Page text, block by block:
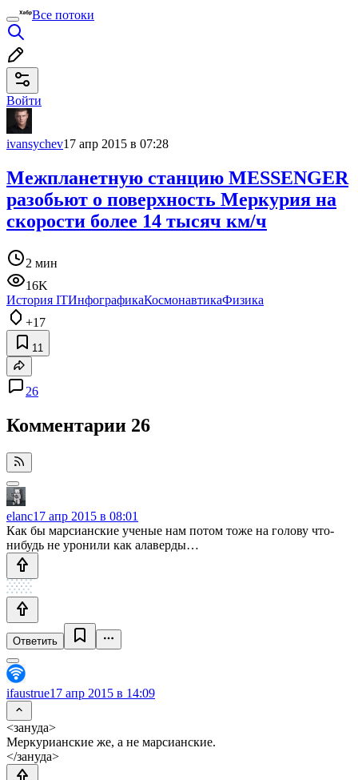
Все потоки
Войти
ivansychev17 апр 2015 в 07:28
Межпланетную станцию MESSENGER
разобьют о поверхность Меркурия на
скорости более 14 тысяч км/ч
2 мин
16K
История ITИнфографикаКосмонавтикаФизика
+17
11
26
Комментарии 26
elanc17 апр 2015 в 08:01
Как бы марсианские ученые нам потом тоже на голову что-
нибудь не уронили как алаверды…
Ответить
ifaustrue17 апр 2015 в 14:09
<зануда>
Меркурианские же, а не марсианские.
</зануда>